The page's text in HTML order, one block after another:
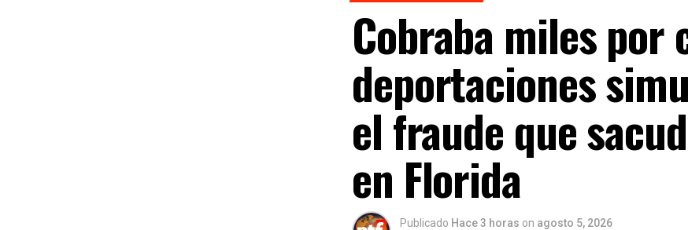
Cobraba miles por
deportaciones
el fraude que
en Florida
Publicado Hace 3 horas on agosto 5, 2026